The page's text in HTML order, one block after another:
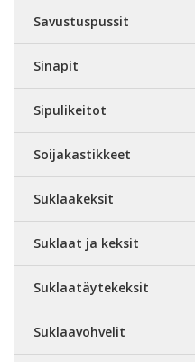
Savustuspussit
Sinapit
Sipulikeitot
Soijakastikkeet
Suklaakeksit
Suklaat ja keksit
Suklaatäytekeksit
Suklaavohvelit